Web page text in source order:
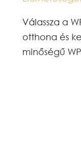
Válassza a
otthona és
minőségű